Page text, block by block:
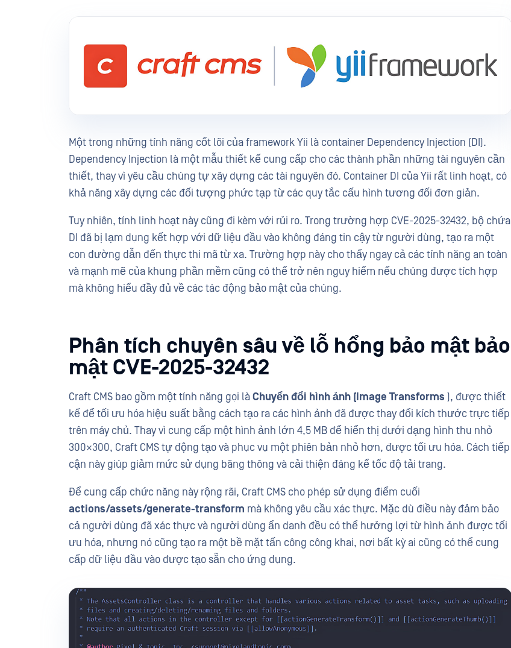
Một trong những tính năng cốt lõi của framework Yii là container Dependency Injection (DI).
Dependency Injection là một mẫu thiết kế cung cấp cho các thành phần những tài nguyên cần
thiết, thay vì yêu cầu chúng tự xây dựng các tài nguyên đó. Container DI của Yii rất linh hoạt, có
khả năng xây dựng các đối tượng phức tạp từ các quy tắc cấu hình tương đối đơn giản.
Tuy nhiên, tính linh hoạt này cũng đi kèm với rủi ro. Trong trường hợp CVE-2025-32432, bộ chứa
DI đã bị lạm dụng kết hợp với dữ liệu đầu vào không đáng tin cậy từ người dùng, tạo ra một
con đường dẫn đến thực thi mã từ xa. Trường hợp này cho thấy ngay cả các tính năng an toàn
và mạnh mẽ của khung phần mềm cũng có thể trở nên nguy hiểm nếu chúng được tích hợp
mà không hiểu đầy đủ về các tác động bảo mật của chúng.
Phân tích chuyên sâu về lỗ hổng bảo mật bảo
mật CVE-2025-32432
Craft CMS bao gồm một tính năng gọi làChuyển đổi hình ảnh (Image Transforms ), được thiết
kế để tối ưu hóa hiệu suất bằng cách tạo ra các hình ảnh đã được thay đổi kích thước trực tiếp
trên máy chủ. Thay vì cung cấp một hình ảnh lớn 4,5 MB để hiển thị dưới dạng hình thu nhỏ
300×300, Craft CMS tự động tạo và phục vụ một phiên bản nhỏ hơn, được tối ưu hóa. Cách tiếp
cận này giúp giảm mức sử dụng băng thông và cải thiện đáng kể tốc độ tải trang.
Để cung cấp chức năng này rộng rãi, Craft CMS cho phép sử dụng điểm cuối
actions/assets/generate-transform mà không yêu cầu xác thực. Mặc dù điều này đảm bảo
cả người dùng đã xác thực và người dùng ẩn danh đều có thể hưởng lợi từ hình ảnh được tối
ưu hóa, nhưng nó cũng tạo ra một bề mặt tấn công công khai, nơi bất kỳ ai cũng có thể cung
cấp dữ liệu đầu vào được tạo sẵn cho ứng dụng.